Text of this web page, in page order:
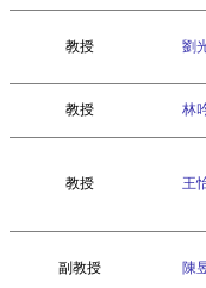
教授 劉
教授 林
教授 王
副教授 陳